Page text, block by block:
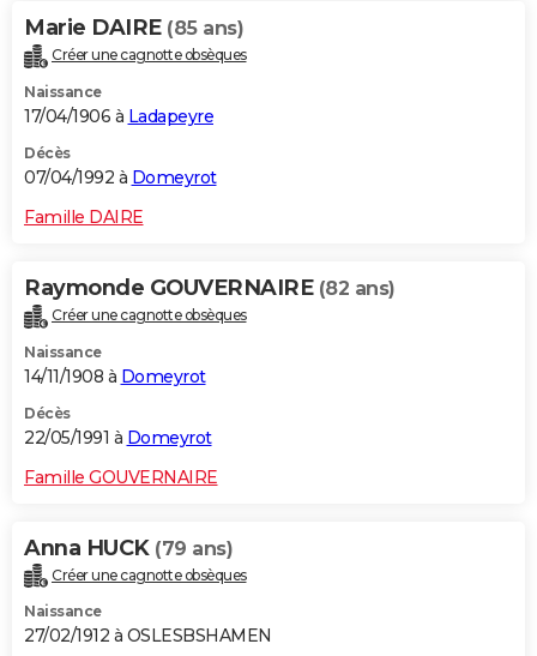
Marie DAIRE (85 ans)
Créer une cagnotte obsèques
Naissance
17/04/1906 à Ladapeyre
Décès
07/04/1992 à Domeyrot
Famille DAIRE
Raymonde GOUVERNAIRE (82 ans)
Créer une cagnotte obsèques
Naissance
14/11/1908 à Domeyrot
Décès
22/05/1991 à Domeyrot
Famille GOUVERNAIRE
Anna HUCK (79 ans)
Créer une cagnotte obsèques
Naissance
27/02/1912 à OSLESBSHAMEN